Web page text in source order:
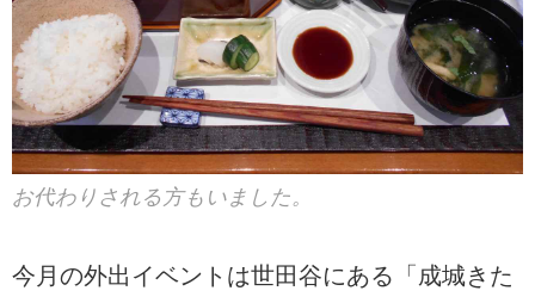
お代わりされる方もいました。
今月の外出イベントは世田谷にある「成城きた